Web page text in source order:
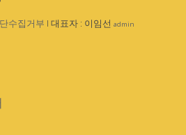
수집거부 I 대표자 : 이임선 admin